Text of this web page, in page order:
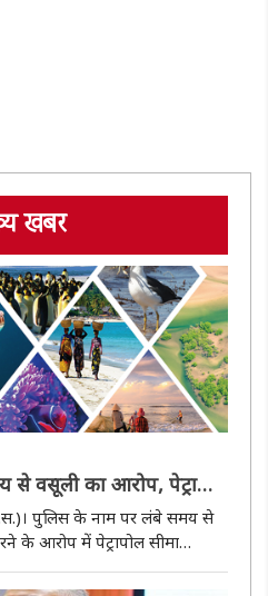
खबर
वसूली का आरोप, पेट्रापोल
पुलिस के नाम पर लंबे समय से
के आरोप में पेट्रापोल सीमा
की भी कथित भूमिका